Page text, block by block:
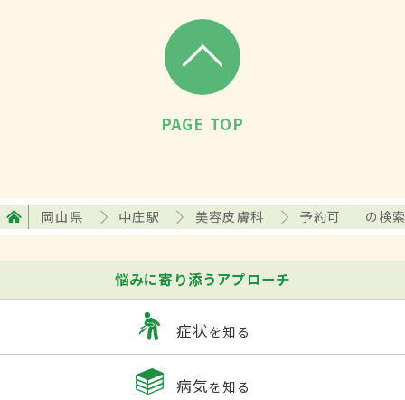
PAGE TOP
岡山県 中庄駅 美容皮膚科 予約可 の検
悩みに寄り添うアプローチ
症状を知る
病気を知る